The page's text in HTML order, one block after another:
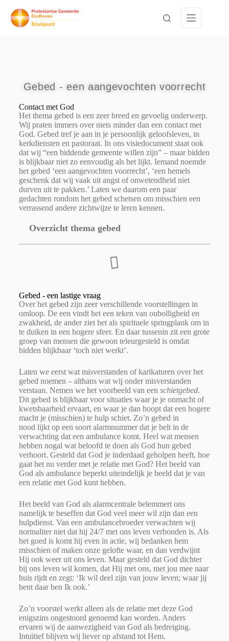
Gebed - een aangevochten voorrecht
Contact met God
Het thema gebed is een zeer breed en gevoelig onderwerp.
Wij praten immers over niets minder dan een contact met
God. Gebed tref je aan in je persoonlijk geloofsleven, in
kerkdiensten en pastoraat. In ons visiedocument staat ook
dat wij “een biddende gemeente willen zijn” – maar bidden
is blijkbaar niet zo eenvoudig als het lijkt. Iemand noemde
het gebed ‘een aangevochten voorrecht’, ‘een hemels
geschenk dat wij vaak uit angst of onwetendheid niet
durven uit te pakken.’ Laten we daarom een paar
gedachten rondom het gebed schetsen om misschien een
verrassend andere zichtwijze te leren kennen.
Overzicht thema gebed
Gebed - een lastige vraag
Over het gebed zijn zeer verschillende voorstellingen in
omloop. De een vindt het een teken van oubolligheid en
zwakheid, de ander ziet het als spirituele springplank om in
te duiken in een hogere sfeer. En daar tussenin zit een grote
groep van mensen die gewoon teleurgesteld is omdat
bidden blijkbaar ‘toch niet werkt’.
Laten we eerst wat misverstanden of karikaturen over het
gebed noemen – althans wat wij onder misverstanden
verstaan. Nemen we het voorbeeld van een schietgebed.
Dit gebed is blijkbaar voor situaties waar je je onmacht of
kwetsbaarheid ervaart, en waar je dan hoopt dat een hogere
macht je (misschien) te hulp schiet. Zo’n gebed in
nood lijkt op een soort alarmnummer dat je belt in de
verwachting dat een ambulance komt. Heel wat mensen
hebben nogal wat beloofd te doen als God hun gebed
verhoort. Gesteld dat God je inderdaad geholpen heeft, hoe
gaat het nu verder met je relatie met God? Het beeld van
God als ambulance beperkt uiteindelijk je beeld dat je van
een relatie met God kunt hebben.
Het beeld van God als alarmcentrale belemmert ons
namelijk te beseffen dat God veel meer wil zijn dan een
hulpdienst. Van een ambulancebroeder verwachten wij
normaliter niet dat hij 24/7 met ons leven verbonden is. Als
het goed is komt hij even in actie, wij bedanken hem
misschien of maken onze gelofte waar, en dan verdwijnt
Hij ook weer uit ons leven. Maar gesteld dat God dichter
bij ons leven wil komen, dat Hij met ons, met jou mee naar
huis rijdt en zegt: ‘Ik wil deel zijn van jouw leven; waar jij
bent daar ben Ik ook.’
Zo’n voorstel werkt alleen als de relatie met deze God
enigszins ongestoord genoemd kan worden. Anders
ervaren wij de aanwezigheid van God als bedreiging.
Intuïtief blijven wij liever op afstand tot Hem.